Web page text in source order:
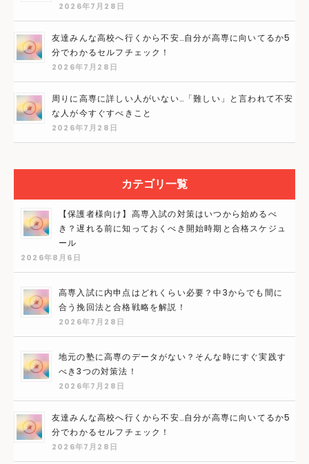
2026年7月28日
友達みんな高校へ行くから不安…自分が高専に向いてるか5
分でわかるセルフチェック！
2026年7月28日
周りに高専に詳しい人がいない…「難しい」と言われて不安
な人が今すぐすべきこと
2026年7月28日
カテゴリ一覧
【保護者様向け】高専入試の対策はいつから始めるべ
き？遅れる前に知っておくべき開始時期と合格スケジュ
ール
2026年8月6日
高専入試に内申点はどれくらい必要？中3からでも間に
合う挽回法と合格戦略を解説！
2026年7月28日
地元の塾に高専のデータがない？そんな時にすぐ実践す
べき3つの対策法！
2026年7月28日
友達みんな高校へ行くから不安…自分が高専に向いてるか5
分でわかるセルフチェック！
2026年7月28日